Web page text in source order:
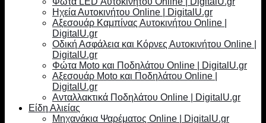
Ηχεία Αυτοκινήτου Online | DigitalU.gr
Αξεσουάρ Καμπίνας Αυτοκινήτου Online |
DigitalU.gr
Οδική Ασφάλεια και Κόρνες Αυτοκινήτου Online |
DigitalU.gr
Φώτα Moto και Ποδηλάτου Online | DigitalU.gr
Αξεσουάρ Moto και Ποδηλάτου Online |
DigitalU.gr
Ανταλλακτικά Ποδηλάτου Online | DigitalU.gr
Είδη Αλιείας
Μηχανάκια Ψαρέματος Online | DigitalU.gr